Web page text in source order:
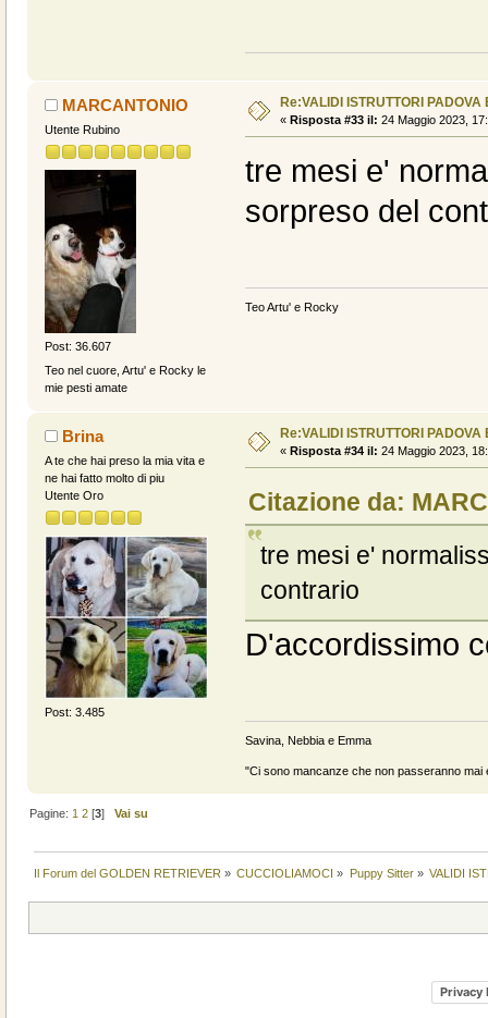
MARCANTONIO
Utente Rubino
Post: 36.607
Teo nel cuore, Artu' e Rocky le
mie pesti amate
Re:VALIDI ISTRUTTORI PADOVA
« Risposta #33 il: 24 Maggio 2023,
tre mesi e'
sorpreso del
Teo Artu' e Rocky
Brina
A te che hai preso la mia vita e
ne hai fatto molto di piu
Utente Oro
Post: 3.485
Re:VALIDI ISTRUTTORI PADOVA
« Risposta #34 il: 24 Maggio 2023,
Citazione da:
tre mesi e'
contrario
D'accordissimo
Savina, Nebbia e Emma
"Ci sono mancanze che non passeranno
Pagine: 1 2 [3]Vai su
Il Forum del GOLDEN RETRIEVER » CUCCIOLIAMOCI » Puppy Sitter» VALIDI
Privacy